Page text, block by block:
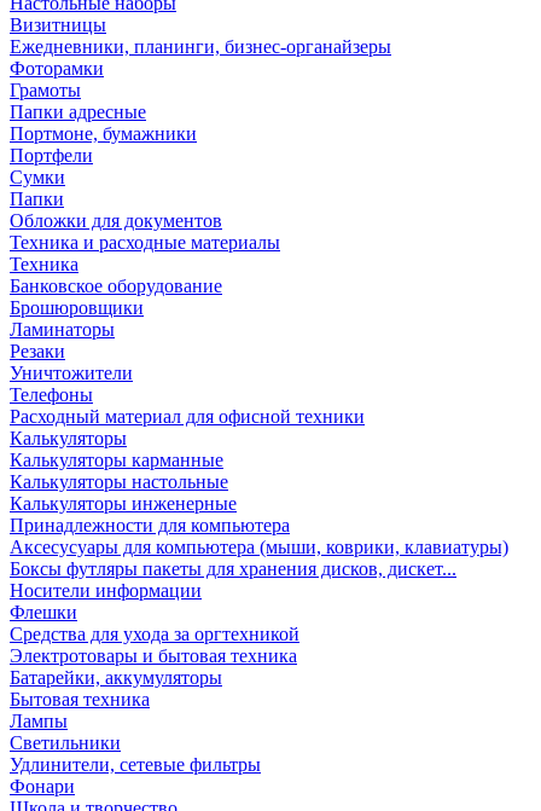
Визитницы
Ежедневники, планинги, бизнес-органайзеры
Фоторамки
Грамоты
Папки адресные
Портмоне, бумажники
Портфели
Сумки
Папки
Обложки для документов
Техника и расходные материалы
Техника
Банковское оборудование
Брошюровщики
Ламинаторы
Резаки
Уничтожители
Телефоны
Расходный материал для офисной техники
Калькуляторы
Калькуляторы карманные
Калькуляторы настольные
Калькуляторы инженерные
Принадлежности для компьютера
Аксесусуары для компьютера (мыши, коврики, клавиатуры)
Боксы футляры пакеты для хранения дисков, дискет...
Носители информации
Флешки
Средства для ухода за оргтехникой
Электротовары и бытовая техника
Батарейки, аккумуляторы
Бытовая техника
Лампы
Светильники
Удлинители, сетевые фильтры
Фонари